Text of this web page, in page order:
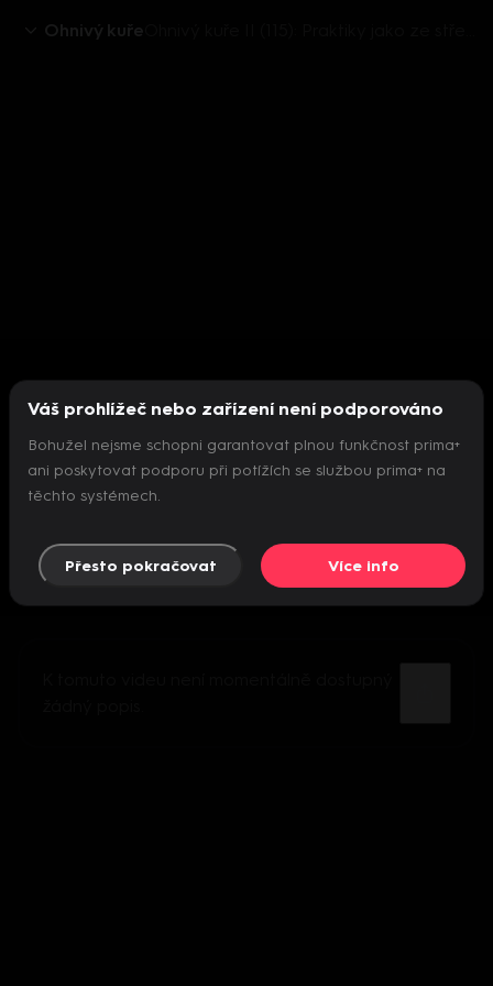
Ohnivý kuře
Nepodařilo se inicializovat přehrávač
Váš prohlížeč nebo zařízení není podporováno
Bohužel nejsme schopni garantovat plnou funkčnost prima+
ani poskytovat podporu při potížích se službou prima+ na
těchto systémech.
Přesto pokračovat Více info